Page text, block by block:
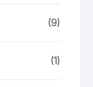
(9)
(1)